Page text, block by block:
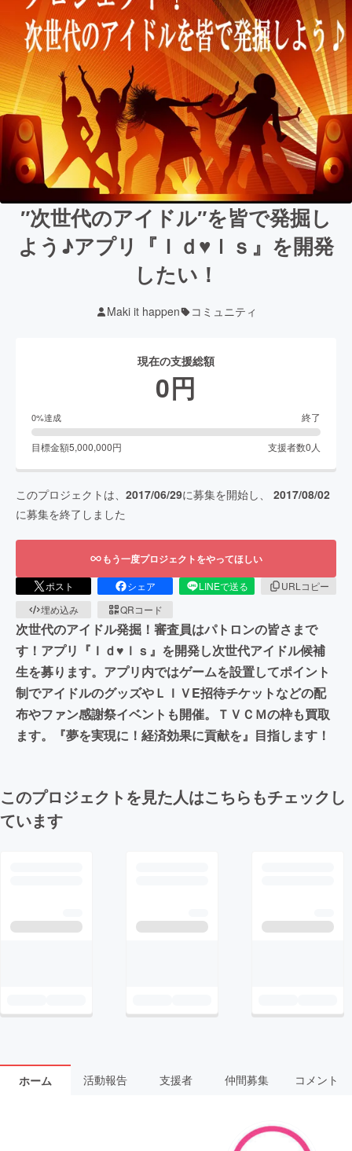
″次世代のアイドル″を皆で発掘し
よう♪アプリ『Ｉｄ♥ｌｓ』を開発
したい！
Maki it happen コミュニティ
現在の支援総額
0円
0%達成 終了
目標金額5,000,000円 支援者数0 人
このプロジェクトは、 2017/06/29に募集を開始し、 2017/08/02
に募集を終了しました
もう一度プロジェクトをやってほしい
ポスト シェア LINEで送る
URLコピー
埋め込み
QRコード
次世代のアイドル発掘！審査員はパトロンの皆さまで
す！アプリ『Ｉｄ♥ｌｓ』を開発し次世代アイドル候補
生を募ります。アプリ内ではゲームを設置してポイント
制でアイドルのグッズやＬＩＶE招待チケットなどの配
布やファン感謝祭イベントも開催。ＴＶＣＭの枠も買取
ます。『夢を実現に！経済効果に貢献を』目指します！
このプロジェクトを見た人はこちらもチェックし
ています
ホーム 活動報告 支援者 仲間募集 コメント